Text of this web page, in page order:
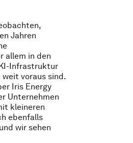
Jahren
allem in den
Infrastruktur
weit voraus sind.
Iris Energy
Unternehmen
kleineren
ebenfalls
wir sehen